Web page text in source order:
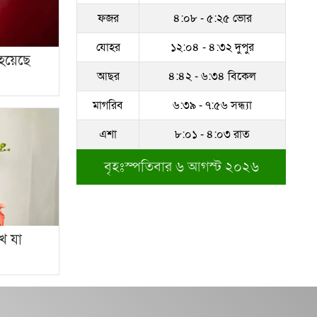
যা
সম্পদের পাহাড় গড়েছেন
নকল নবিশ আতাউর রহমান
অবশেষে বরখাস্ত রাজউকের
শফিউল্লাহ বাবু
১৮ জুলাই সব মোবাইল
গ্রাহকরা পাবেন ১ জিবি ফ্রি
শেরে বাংলা বালিকা
ফজর
৪:০৮ - ৫:২৫ ভোর
যোহর
১২:০৪ - ৪:৩২ দুপুর
আছর
৪:৪২ - ৬:৩৪ বিকেল
মাগরিব
৬:৩৯ - ৭:৫৬ সন্ধ্যা
এশা
৮:০১ - ৪:০৩ রাত
বৃহঃস্পতিবার ৬ আগস্ট ২০২৬